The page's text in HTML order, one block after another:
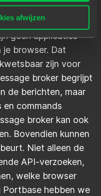
afwijzen
zijn niet aan
van alle direct op het
geen applicaties
browser. Dat
zijn voor
broker begrijpt
de berichten, maar
en commands
broker kan ook
Bovendien kunnen
Niet alleen de
API-verzoeken,
welke browser
hebben we